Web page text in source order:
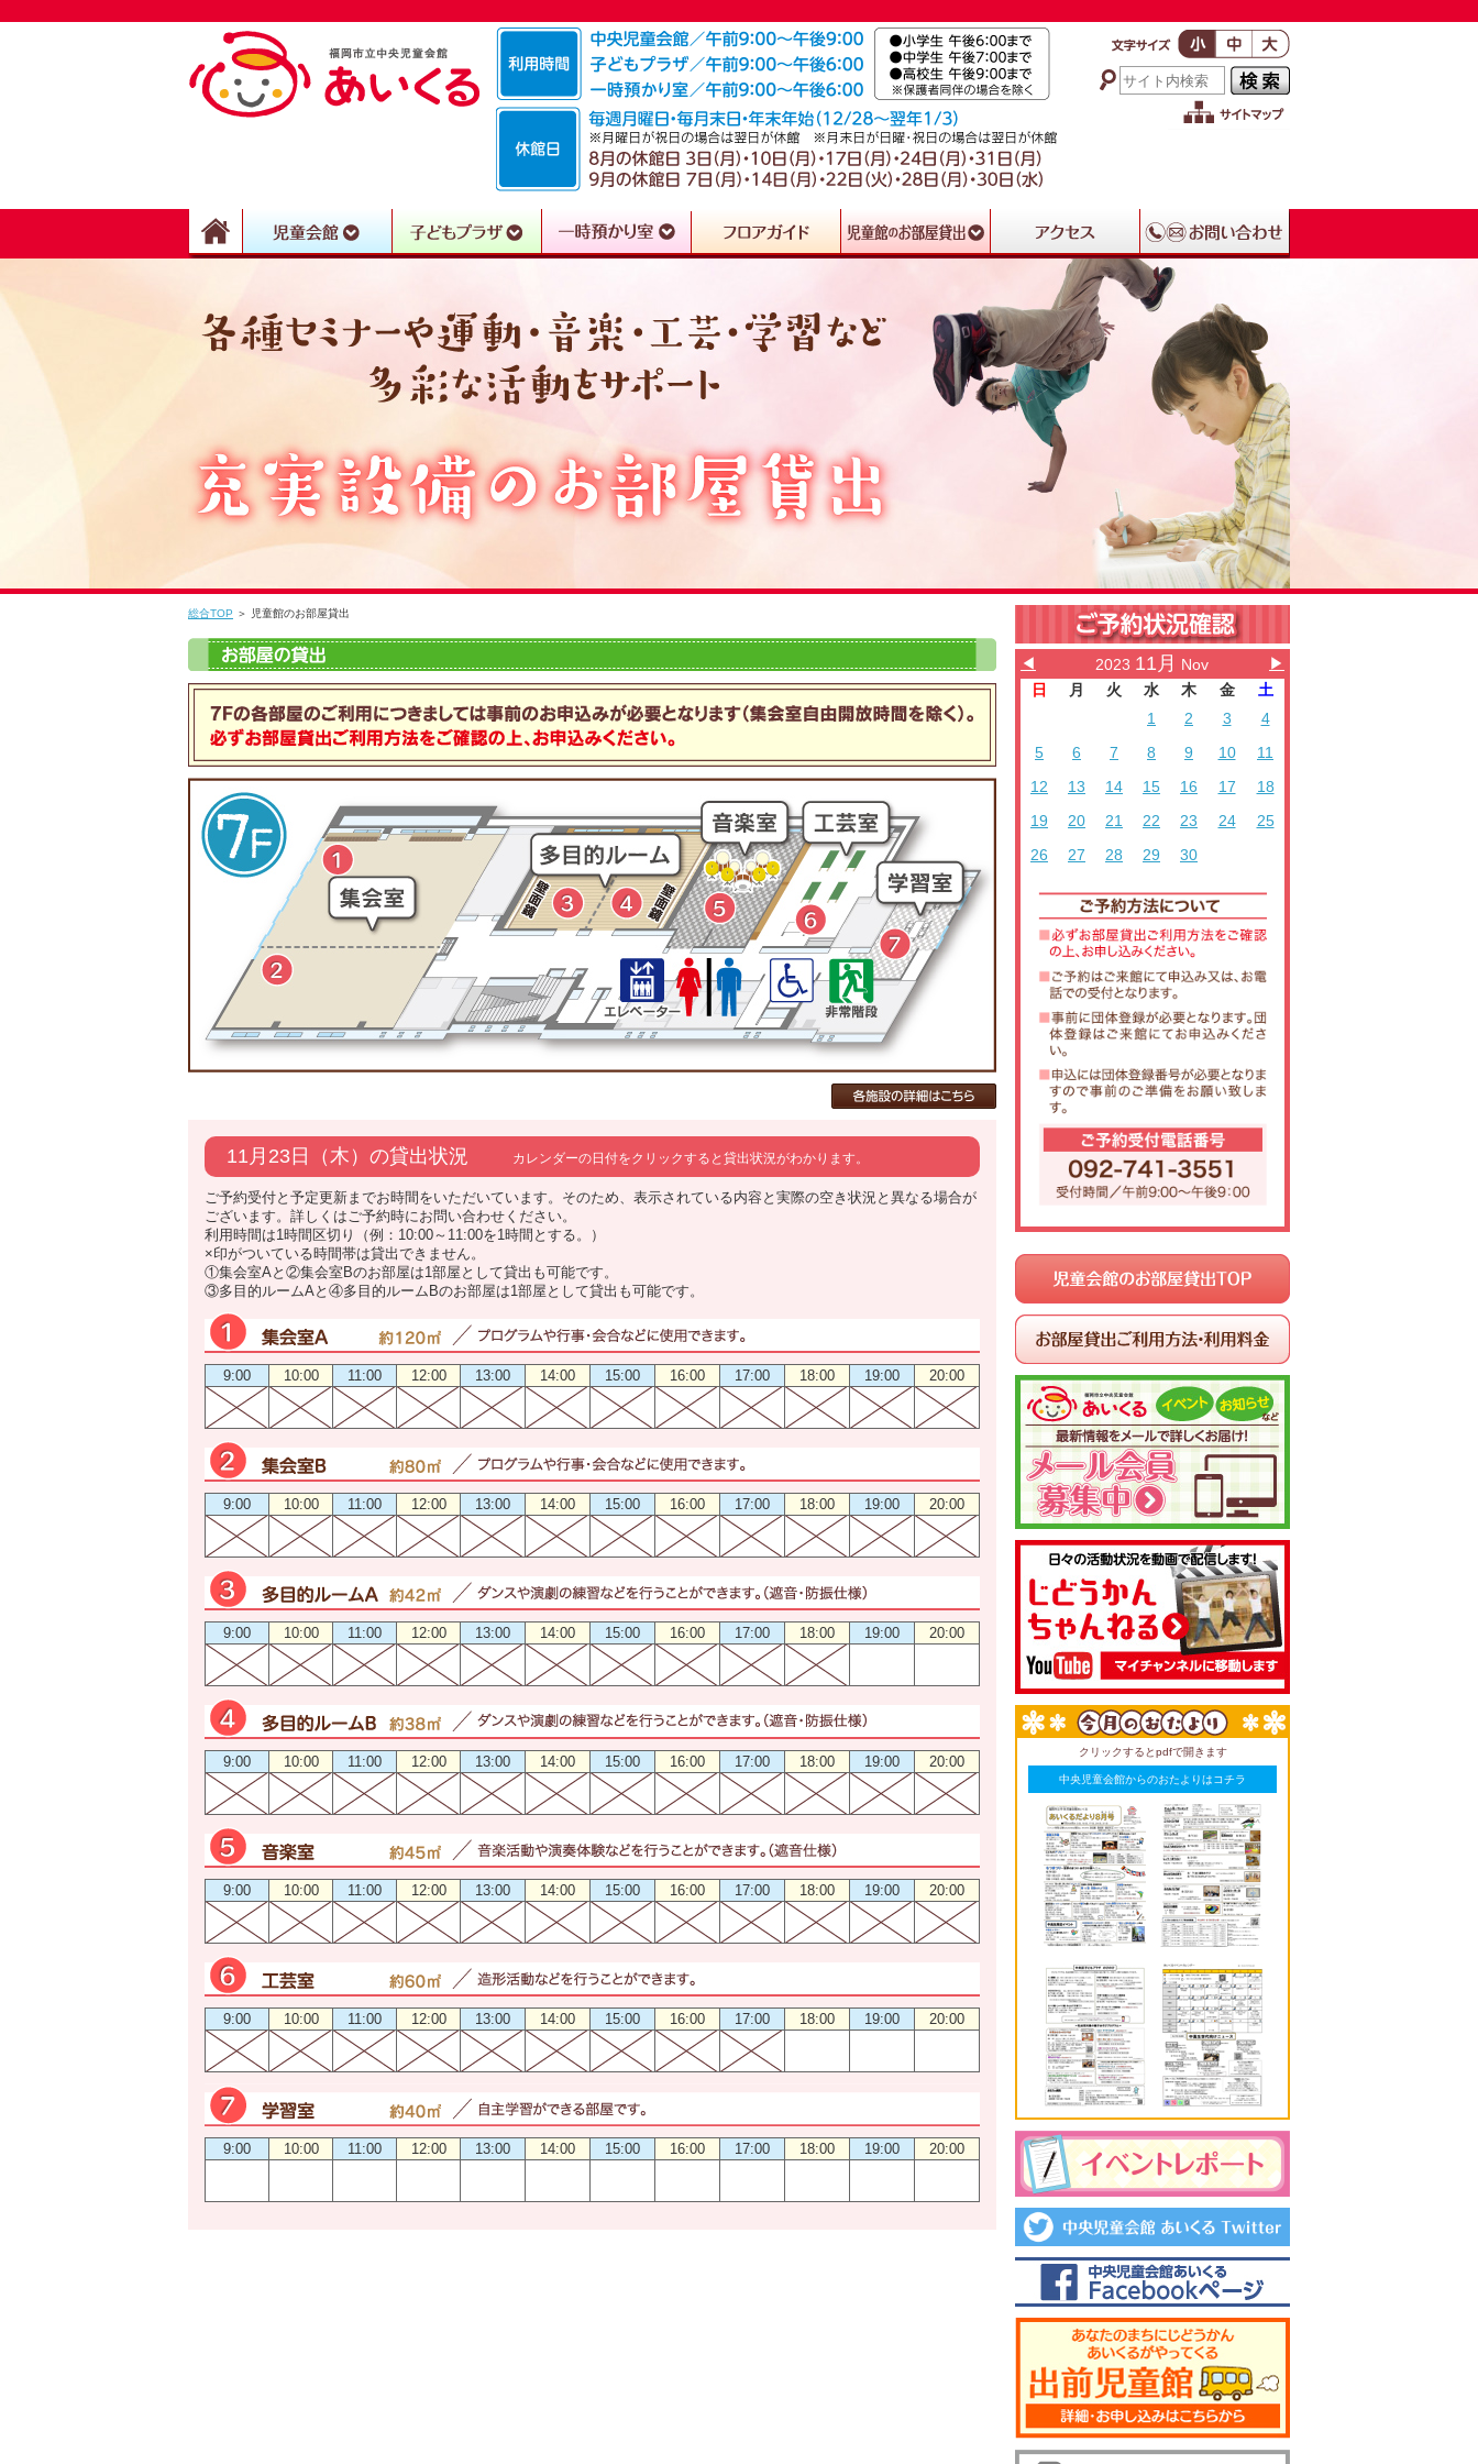
総合TOP ＞ 児童館のお部屋貸出
11月23日（木）の貸出状況 カレンダーの日付をクリックすると貸出状況がわかります。
ご予約受付と予定更新までお時間をいただいています。そのため、表示されている内容と実際の空き状況と異なる場合が
ございます。詳しくはご予約時にお問い合わせください。
利用時間は1時間区切り（例：10:00～11:00を1時間とする。）
×印がついている時間帯は貸出できません。
①集会室Aと②集会室Bのお部屋は1部屋として貸出も可能です。
③多目的ルームAと④多目的ルームBのお部屋は1部屋として貸出も可能です。
9:00 10:00 11:00 12:00 13:00 14:00 15:00 16:00 17:00 18:00 19:00 20:00
9:00 10:00 11:00 12:00 13:00 14:00 15:00 16:00 17:00 18:00 19:00 20:00
9:00 10:00 11:00 12:00 13:00 14:00 15:00 16:00 17:00 18:00 19:00 20:00
9:00 10:00 11:00 12:00 13:00 14:00 15:00 16:00 17:00 18:00 19:00 20:00
9:00 10:00 11:00 12:00 13:00 14:00 15:00 16:00 17:00 18:00 19:00 20:00
9:00 10:00 11:00 12:00 13:00 14:00 15:00 16:00 17:00 18:00 19:00 20:00
9:00 10:00 11:00 12:00 13:00 14:00 15:00 16:00 17:00 18:00 19:00 20:00
◀ 2023 11月 Nov
▶
日
月 火 水 木 金
土
1
2 3
4
5
6 7 8 9 10
11
12
13 14 15 16 17
18
19
20 21 22 23 24
25
26
27 28 29 30
クリックするとpdfで開きます
中央児童会館からのおたよりはコチラ